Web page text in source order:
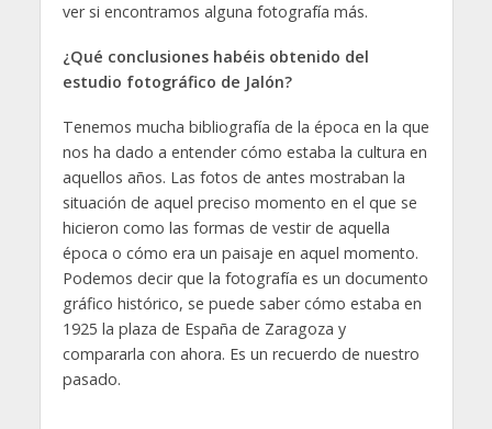
ver si encontramos alguna fotografía más.
¿Qué conclusiones habéis obtenido del
estudio fotográfico de Jalón?
Tenemos mucha bibliografía de la época en la que
nos ha dado a entender cómo estaba la cultura en
aquellos años. Las fotos de antes mostraban la
situación de aquel preciso momento en el que se
hicieron como las formas de vestir de aquella
época o cómo era un paisaje en aquel momento.
Podemos decir que la fotografía es un documento
gráfico histórico, se puede saber cómo estaba en
1925 la plaza de España de Zaragoza y
compararla con ahora. Es un recuerdo de nuestro
pasado.